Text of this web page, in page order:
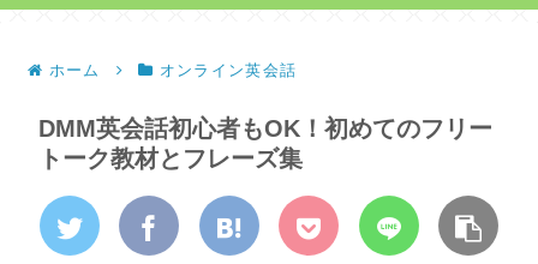
ホーム オンライン英会話
DMM英会話初心者もOK！初めてのフリー
トーク教材とフレーズ集